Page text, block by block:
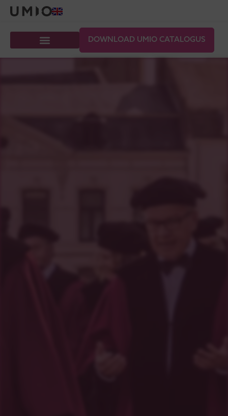
DOWNLOAD UMIO CATALOGUS